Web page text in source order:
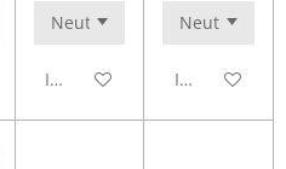
In den WarenkorbIn den